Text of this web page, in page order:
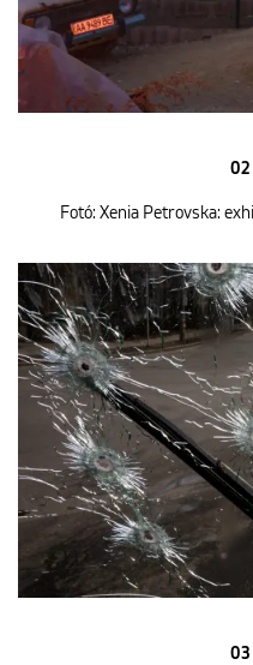
02
Fotó: Xenia Petrovska:
03